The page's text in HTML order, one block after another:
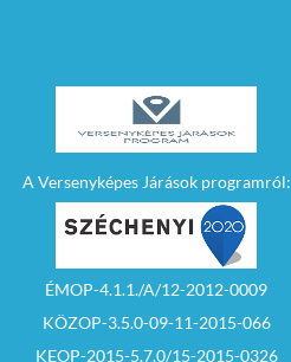
A Versenyképes Járások programról:
ÉMOP-4.1.1./A/12-2012-0009
KÖZOP-3.5.0-09-11-2015-066
KEOP-2015-5.7.0/15-2015-0326